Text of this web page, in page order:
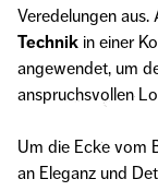
Veredelungen aus.
Technik in einer
angewendet, um
anspruchsvollen
Um die Ecke vom
an Eleganz und